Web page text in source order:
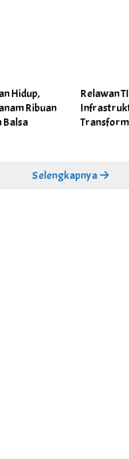
Hidup,
Ribuan
Balsa
Relawan
Selengkapnya